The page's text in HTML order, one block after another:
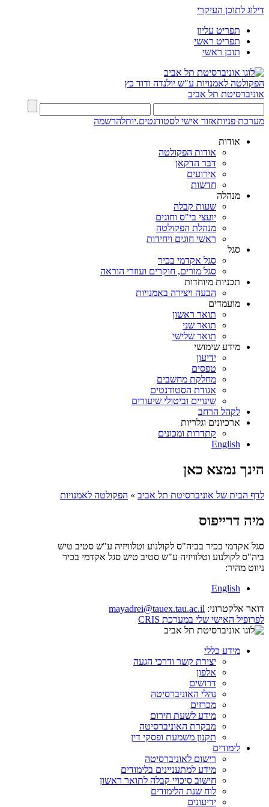
דילוג לתוכן העיקרי
תפריט עליון
תפריט ראשי
תוכן ראשי
הפקולטה לאמנויות ע"ש יולנדה ודוד כץ
אוניברסיטת תל אביב
מערכת פניותאזור אישי לסטודנטים.יותלהרשמה
אודות
אודות הפקולטה
דבר הדקאן
אירועים
חדשות
מנהלה
שעות קבלה
יועצי בי"ס וחוגים
מנהלת הפקולטה
ראשי חוגים ויחידות
סגל
סגל אקדמי בכיר
סגל מורים, חוקרים ועוזרי הוראה
תכניות מיוחדות
הבעה ויצירה באמנויות
מועמדים
תואר ראשון
תואר שני
תואר שלישי
מידע שימושי
ידיעון
טפסים
מחלקת מחשבים
אגודת הסטודנטים
שינויים וביטולי שיעורים
לקהל הרחב
ארכיונים וגלריות
קתדרות ומכונים
English
הינך נמצא כאן
לדף הבית של אוניברסיטת תל אביב » הפקולטה לאמנויות
מיה דרייפוס
סגל אקדמי בכיר בביה"ס לקולנוע וטלוויזיה ע"ש סטיב טיש
ביה"ס לקולנוע וטלוויזיה ע"ש סטיב טיש סגל אקדמי בכיר
ניווט מהיר:
English
דואר אלקטרוני: mayadrei@tauex.tau.ac.il
לפרופיל האישי שלי במערכת CRIS
מידע כללי
יצירת קשר ודרכי הגעה
אלפון
דרושים
נהלי האוניברסיטה
מכרזים
מידע לשעת חירום
מבקרת האוניברסיטה
תקנון משמעת ופסקי דין
לימודים
רישום לאוניברסיטה
מידע למתעניינים בלימודים
חישוב סיכויי קבלה לתואר ראשון
לוח שנת הלימודים
ידיעונים